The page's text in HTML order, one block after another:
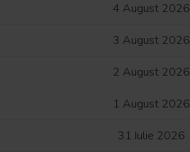
4 August 2026
3 August 2026
2 August 2026
1 August 2026
31 Iulie 2026